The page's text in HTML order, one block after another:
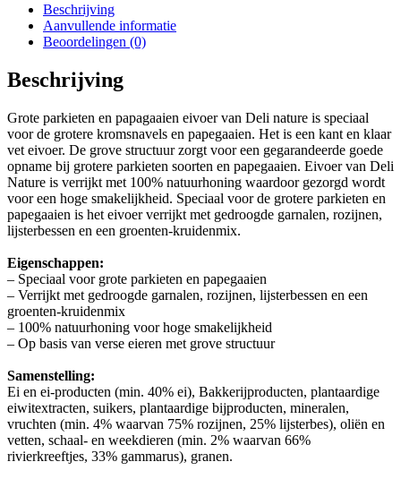
Beschrijving
Aanvullende informatie
Beoordelingen (0)
Beschrijving
Grote parkieten en papagaaien eivoer van Deli nature is speciaal
voor de grotere kromsnavels en papegaaien. Het is een kant en klaar
vet eivoer. De grove structuur zorgt voor een gegarandeerde goede
opname bij grotere parkieten soorten en papegaaien. Eivoer van Deli
Nature is verrijkt met 100% natuurhoning waardoor gezorgd wordt
voor een hoge smakelijkheid. Speciaal voor de grotere parkieten en
papegaaien is het eivoer verrijkt met gedroogde garnalen, rozijnen,
lijsterbessen en een groenten-kruidenmix.
Eigenschappen:
– Speciaal voor grote parkieten en papegaaien
– Verrijkt met gedroogde garnalen, rozijnen, lijsterbessen en een
groenten-kruidenmix
– 100% natuurhoning voor hoge smakelijkheid
– Op basis van verse eieren met grove structuur
Samenstelling:
Ei en ei-producten (min. 40% ei), Bakkerijproducten, plantaardige
eiwitextracten, suikers, plantaardige bijproducten, mineralen,
vruchten (min. 4% waarvan 75% rozijnen, 25% lijsterbes), oliën en
vetten, schaal- en weekdieren (min. 2% waarvan 66%
rivierkreeftjes, 33% gammarus), granen.